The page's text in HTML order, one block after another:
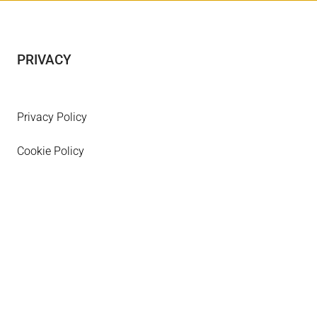
PRIVACY
Privacy Policy
Cookie Policy